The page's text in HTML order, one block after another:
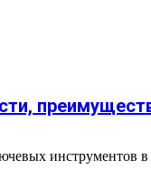
инструментов